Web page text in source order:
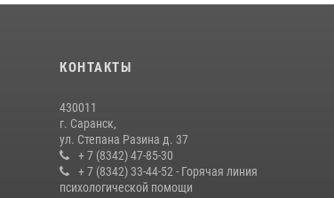
КОНТАКТЫ
430011
г. Саранск,
ул. Степана Разина д. 37
+ 7 (8342) 47-85-30
+ 7 (8342) 33-44-52 - Горячая линия
психологической помощи